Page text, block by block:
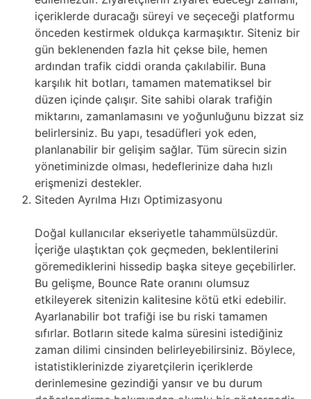
içeriklerde duracağı süreyi ve seçeceği platformu
önceden kestirmek oldukça karmaşıktır. Siteniz bir
gün beklenenden fazla hit çekse bile, hemen
ardından trafik ciddi oranda çakılabilir. Buna
karşılık hit botları, tamamen matematiksel bir
düzen içinde çalışır. Site sahibi olarak trafiğin
miktarını, zamanlamasını ve yoğunluğunu bizzat siz
belirlersiniz. Bu yapı, tesadüfleri yok eden,
planlanabilir bir gelişim sağlar. Tüm sürecin sizin
yönetiminizde olması, hedeflerinize daha hızlı
erişmenizi destekler.
Siteden Ayrılma Hızı Optimizasyonu
Doğal kullanıcılar ekseriyetle tahammülsüzdür.
İçeriğe ulaştıktan çok geçmeden, beklentilerini
göremediklerini hissedip başka siteye geçebilirler.
Bu gelişme, Bounce Rate oranını olumsuz
etkileyerek sitenizin kalitesine kötü etki edebilir.
Ayarlanabilir bot trafiği ise bu riski tamamen
sıfırlar. Botların sitede kalma süresini istediğiniz
zaman dilimi cinsinden belirleyebilirsiniz. Böylece,
istatistiklerinizde ziyaretçilerin içeriklerde
derinlemesine gezindiği yansır ve bu durum